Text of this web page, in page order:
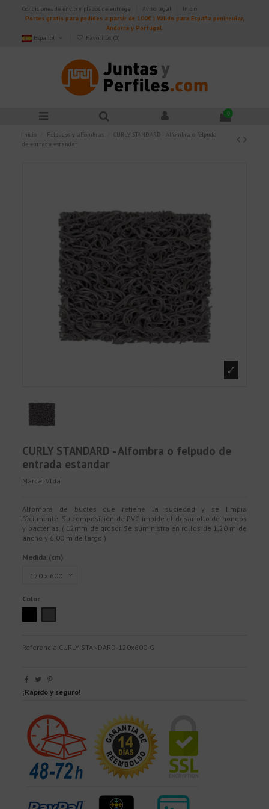
Condiciones de envío y plazos de entrega Aviso legal
Inicio
Portes gratis para pedidos a partir de 100€ | Válido para España peninsular,
Andorra y Portugal.
Español
Favoritos (0)
0
Inicio Felpudos y alfombras
CURLY STANDARD - Alfombra o felpudo
de entrada estandar
CURLY STANDARD - Alfombra o felpudo de
entrada estandar
Marca: Vlda
Alfombra de bucles que retiene la suciedad y se limpia
fácilmente. Su composición de PVC impide el desarrollo de hongos
y bacterias. ( 12mm de grosor. Se suministra en rollos de 1,20 m de
ancho y 6,00 m de largo )
Medida (cm)
Color
Referencia CURLY-STANDARD-120x600-G
¡Rápido y seguro!